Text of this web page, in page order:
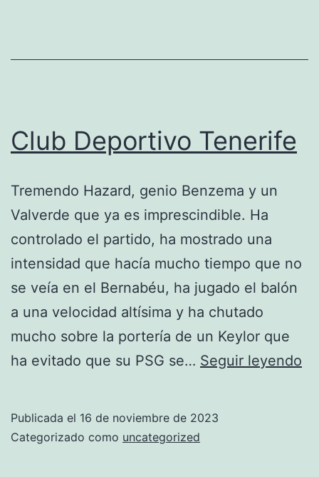
Club Deportivo Tenerife
Tremendo Hazard, genio Benzema y un
Valverde que ya es imprescindible. Ha
controlado el partido, ha mostrado una
intensidad que hacía mucho tiempo que no
se veía en el Bernabéu, ha jugado el balón
a una velocidad altísima y ha chutado
mucho sobre la portería de un Keylor que
ha evitado que su PSG se… Seguir leyendo
Publicada el 16 de noviembre de 2023
Categorizado como uncategorized